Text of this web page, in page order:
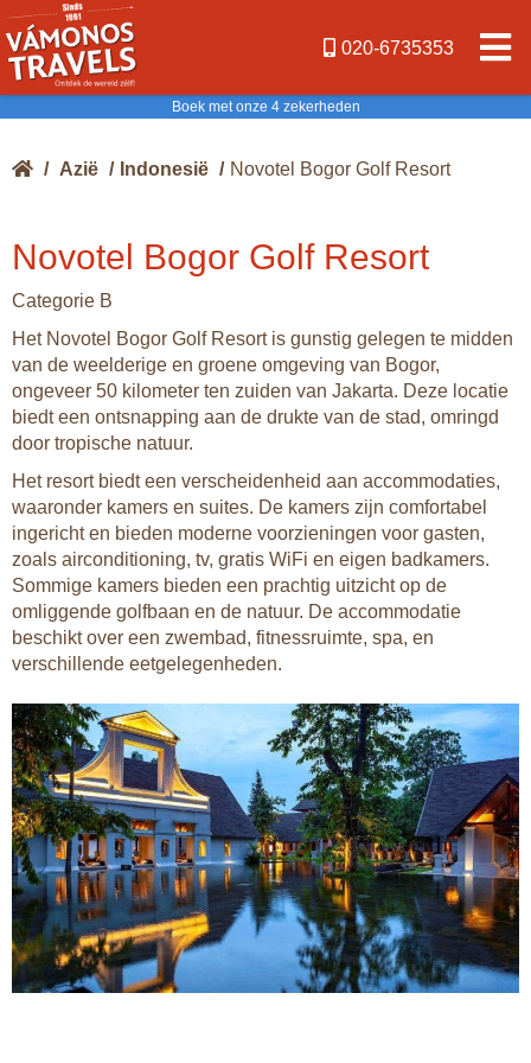
020-6735353
Boek met onze 4 zekerheden
/ Azië / Indonesië / Novotel Bogor Golf Resort
Novotel Bogor Golf Resort
Categorie B
Het Novotel Bogor Golf Resort is gunstig gelegen te midden
van de weelderige en groene omgeving van Bogor,
ongeveer 50 kilometer ten zuiden van Jakarta. Deze locatie
biedt een ontsnapping aan de drukte van de stad, omringd
door tropische natuur.
Het resort biedt een verscheidenheid aan accommodaties,
waaronder kamers en suites. De kamers zijn comfortabel
ingericht en bieden moderne voorzieningen voor gasten,
zoals airconditioning, tv, gratis WiFi en eigen badkamers.
Sommige kamers bieden een prachtig uitzicht op de
omliggende golfbaan en de natuur. De accommodatie
beschikt over een zwembad, fitnessruimte, spa, en
verschillende eetgelegenheden.